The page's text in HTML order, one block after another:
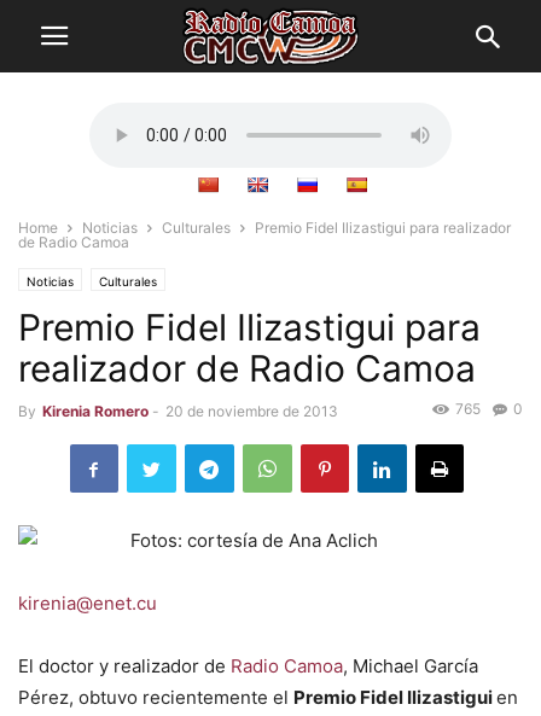
Home Noticias Culturales
Premio Fidel Ilizastigui para realizador
de Radio Camoa
Noticias Culturales
Premio Fidel Ilizastigui para
realizador de Radio Camoa
By Kirenia Romero - 20 de noviembre de 2013 0
765
Fotos: cortesía de Ana Aclich
kirenia@enet.cu
El doctor y realizador de Radio Camoa, Michael García
Pérez, obtuvo recientemente el Premio Fidel Ilizastiguien